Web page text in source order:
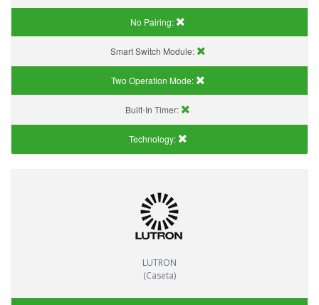
No Pairing:
Smart Switch Module:
Two Operation Mode:
Built-In Timer:
Technology:
LUTRON
(Caseta)